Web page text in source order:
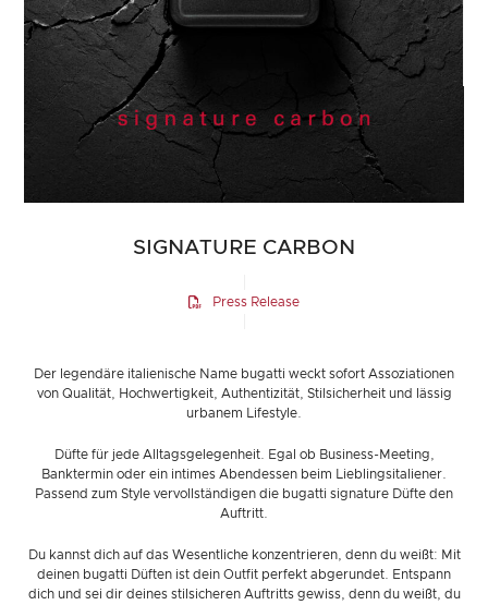
SIGNATURE CARBON
Press Release
Der legendäre italienische Name bugatti weckt sofort Assoziationen
von Qualität, Hochwertigkeit, Authentizität, Stilsicherheit und lässig
urbanem Lifestyle.
Düfte für jede Alltagsgelegenheit. Egal ob Business-Meeting,
Banktermin oder ein intimes Abendessen beim Lieblingsitaliener.
Passend zum Style vervollständigen die bugatti signature Düfte den
Auftritt.
Du kannst dich auf das Wesentliche konzentrieren, denn du weißt: Mit
deinen bugatti Düften ist dein Outfit perfekt abgerundet. Entspann
dich und sei dir deines stilsicheren Auftritts gewiss, denn du weißt, du